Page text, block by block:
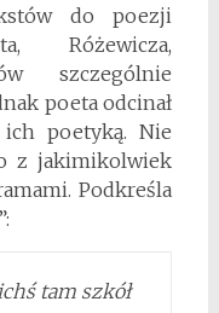
do poezji
Różewicza,
szczególnie
poeta odcinał
poetyką. Nie
z jakimikolwiek
Podkreśla
tam szkół